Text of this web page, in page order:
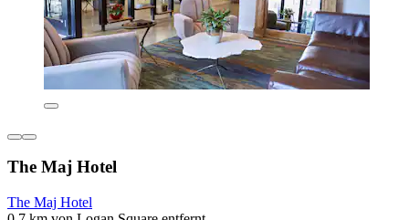
The Maj Hotel
The Maj Hotel